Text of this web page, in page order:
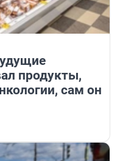
продукты,
сам он